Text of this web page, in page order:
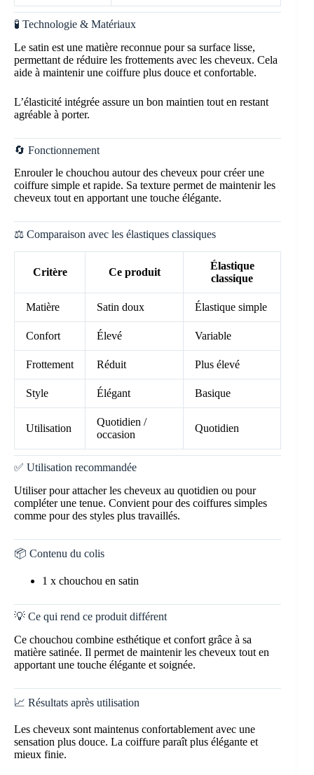
🧪 Technologie & Matériaux
Le satin est une matière reconnue pour sa surface lisse,
permettant de réduire les frottements avec les cheveux. Cela
aide à maintenir une coiffure plus douce et confortable.
L’élasticité intégrée assure un bon maintien tout en restant
agréable à porter.
🔄 Fonctionnement
Enrouler le chouchou autour des cheveux pour créer une
coiffure simple et rapide. Sa texture permet de maintenir les
cheveux tout en apportant une touche élégante.
⚖️ Comparaison avec les élastiques classiques
Critère Ce produit
Élastique
classique
Matière Satin doux Élastique simple
Confort Élevé Variable
Frottement Réduit Plus élevé
Style Élégant Basique
Utilisation
Quotidien /
occasion
Quotidien
✅ Utilisation recommandée
Utiliser pour attacher les cheveux au quotidien ou pour
compléter une tenue. Convient pour des coiffures simples
comme pour des styles plus travaillés.
📦 Contenu du colis
1 x chouchou en satin
💡 Ce qui rend ce produit différent
Ce chouchou combine esthétique et confort grâce à sa
matière satinée. Il permet de maintenir les cheveux tout en
apportant une touche élégante et soignée.
📈 Résultats après utilisation
Les cheveux sont maintenus confortablement avec une
sensation plus douce. La coiffure paraît plus élégante et
mieux finie.